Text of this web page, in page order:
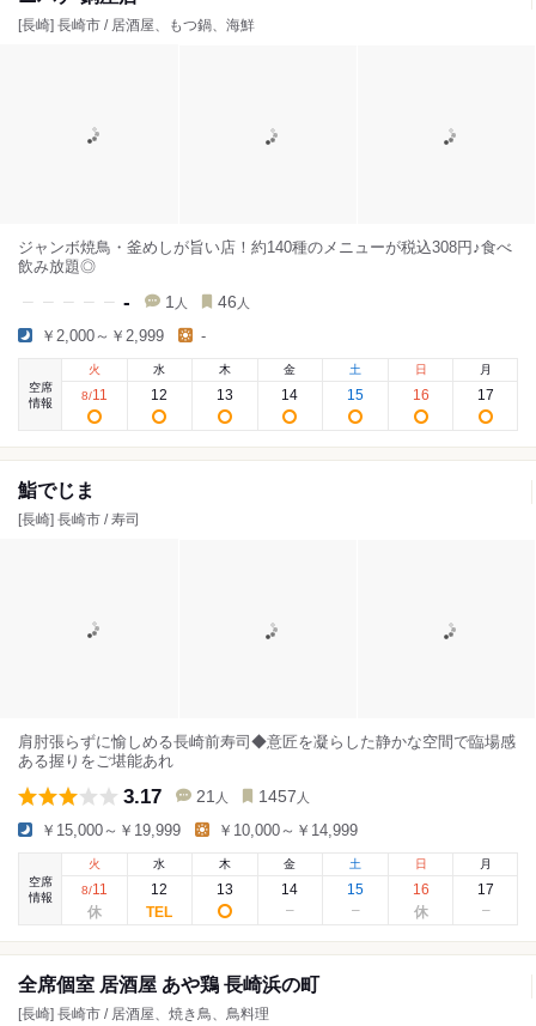
[長崎] 長崎市 / 居酒屋、もつ鍋、海鮮
ジャンボ焼鳥・釜めしが旨い店！約140種のメニューが税込308円♪食べ
飲み放題◎
- 1 人 46 人
￥2,000～￥2,999 -
空席
情報
火
8/11
水
12
木
13
金
14
土
15
日
16
月
17
鮨でじま
[長崎] 長崎市 / 寿司
肩肘張らずに愉しめる長崎前寿司◆意匠を凝らした静かな空間で臨場感
ある握りをご堪能あれ
3.17 21 人 1457 人
￥15,000～￥19,999 ￥10,000～￥14,999
空席
情報
火
8/11
水
12
木
13
金
14
土
15
日
16
月
17
全席個室 居酒屋 あや鶏 長崎浜の町
[長崎] 長崎市 / 居酒屋、焼き鳥、鳥料理